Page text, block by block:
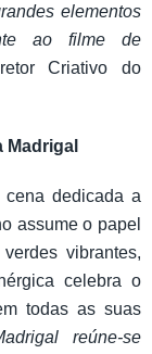
elementos
ao filme de
Criativo do
dedicada a
assume o papel
vibrantes,
celebra o
todas as suas
reúne-se